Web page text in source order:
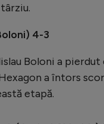
4-3
Boloni a
a întors
etapă.